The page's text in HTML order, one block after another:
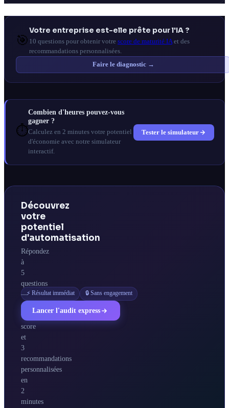
🎯
Votre entreprise est-elle prête pour l'IA ?
10 questions pour obtenir votre score de maturité IAet des
recommandations personnalisées.
Faire le diagnostic →
⏱️
Combien d'heures pouvez-vous
gagner ?
Calculez en 2 minutes votre potentiel
d'économie avec notre simulateur
interactif.
Tester le simulateur
Découvrez
votre
potentiel
d'automatisation
Répondez
à
5
questions
—
obtenez
votre
score
et
3
recommandations
personnalisées
en
2
minutes
⚡ Résultat immédiat 🔒 Sans engagement
Lancer l'audit express